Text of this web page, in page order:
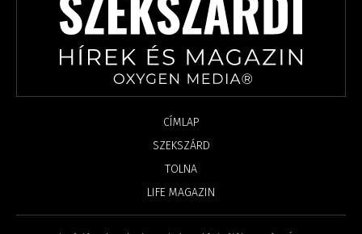
CÍMLAP
SZEKSZÁRD
TOLNA
LIFE MAGAZIN